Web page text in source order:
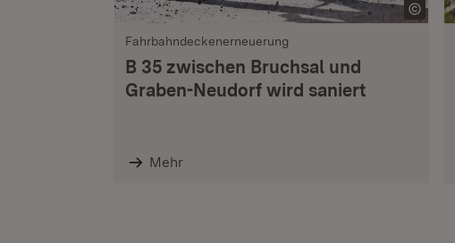
Fahrbahndeckenerneuerung
B 35 zwischen Bruchsal und
Graben-Neudorf wird saniert
Mehr